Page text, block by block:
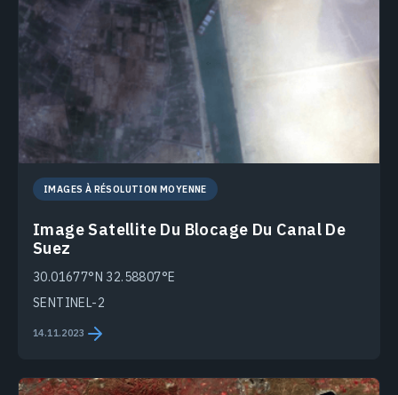
IMAGES À RÉSOLUTION MOYENNE
Image Satellite Du Blocage Du Canal De
Suez
30.01677°N 32.58807°E
SENTINEL-2
14.11.2023